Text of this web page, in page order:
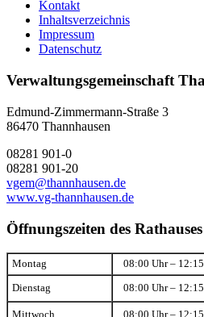
Kontakt
Inhaltsverzeichnis
Impressum
Datenschutz
Verwaltungsgemeinschaft
Edmund-Zimmermann-Straße 3
86470 Thannhausen
08281 901-0
08281 901-20
vgem@thannhausen.de
www.vg-thannhausen.de
Öffnungszeiten des Rathauses
Montag 08:00 Uhr –
Dienstag 08:00 Uhr –